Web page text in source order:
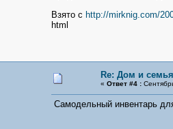
Взято с http://mirknig.com/
html
Re: Дом и
« Ответ #4 :
Самодельный инвентарь